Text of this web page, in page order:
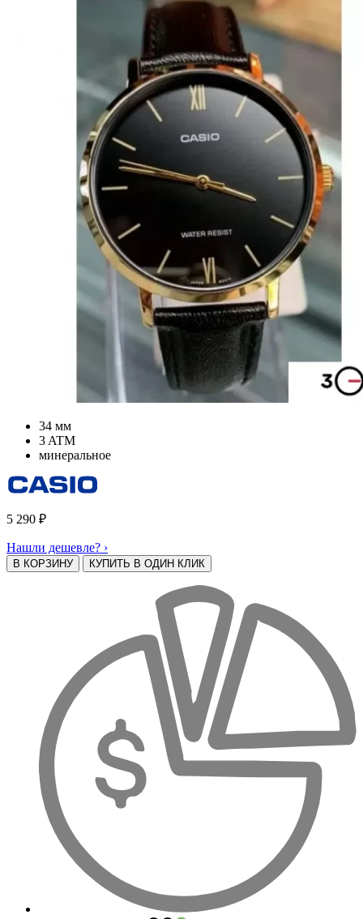
34 мм
3 ATM
минеральное
5 290 ₽
Нашли дешевле? ›
В КОРЗИНУ КУПИТЬ В ОДИН КЛИК